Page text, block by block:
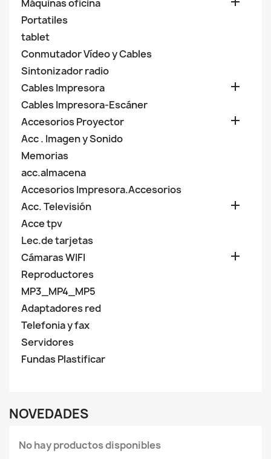
Máquinas oficina
Portatiles
tablet
Conmutador Vídeo y Cables
Sintonizador radio
Cables Impresora

Cables Impresora-Escáner
Accesorios Proyector

Acc . Imagen y Sonido
Memorias
acc.almacena
Accesorios Impresora.Accesorios
Acc. Televisión

Acce tpv
Lec.de tarjetas
Cámaras WIFI

Reproductores
MP3_MP4_MP5
Adaptadores red
Telefonia y fax
Servidores
Fundas Plastificar
NOVEDADES
No hay productos disponibles